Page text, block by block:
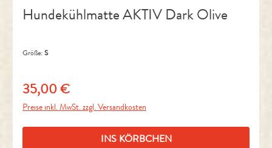
Hundekühlmatte AKTIV Dark Olive
Größe: S
Regulärer Preis:
35,00 €
Preise inkl. MwSt. zzgl. Versandkosten
INS KÖRBCHEN